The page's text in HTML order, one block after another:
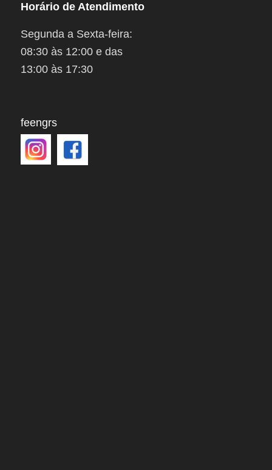
Horário de Atendimento
Segunda a Sexta-feira:
08:30 às 12:00 e das
13:00 às 17:30
feengrs